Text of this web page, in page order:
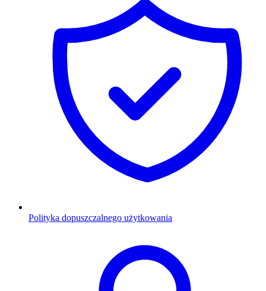
Polityka dopuszczalnego użytkowania